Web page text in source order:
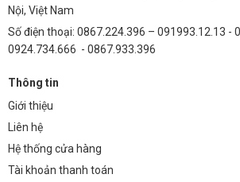
Nội, Việt Nam
Số điện thoại: 0867.224.396 – 091993.12.13 -
0924.734.666 - 0867.933.396
Thông tin
Giới thiệu
Liên hệ
Hệ thống cửa hàng
Tài khoản thanh toán